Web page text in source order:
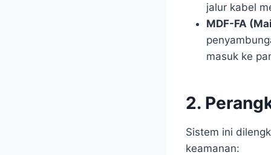
jalur kabel
MDF-FA
masuk ke
2.
Sistem ini
keamanan: